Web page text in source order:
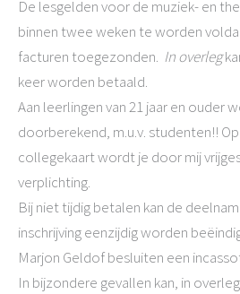
De lesgelden voor de muziek- en
binnen twee weken te worden
facturen toegezonden. In overleg
keer worden betaald.
Aan leerlingen van 21 jaar en ouder
doorberekend, m.u.v. studenten!!
collegekaart wordt je door mij
verplichting.
Bij niet tijdig betalen kan de
inschrijving eenzijdig worden
Marjon Geldof besluiten een
In bijzondere gevallen kan, in